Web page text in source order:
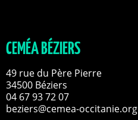
CEMÉA BÉZIERS
49 rue du Père Pierre
34500 Béziers
04 67 93 72 07
beziers@cemea-occitanie.org